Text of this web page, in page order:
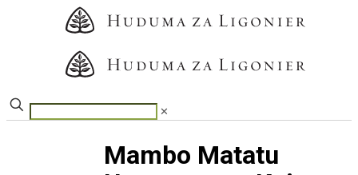
✕
Mambo Matatu